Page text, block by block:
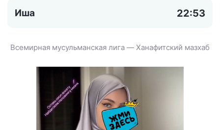
Иша 22:53
Всемирная мусульманская лига — Ханафитский мазхаб